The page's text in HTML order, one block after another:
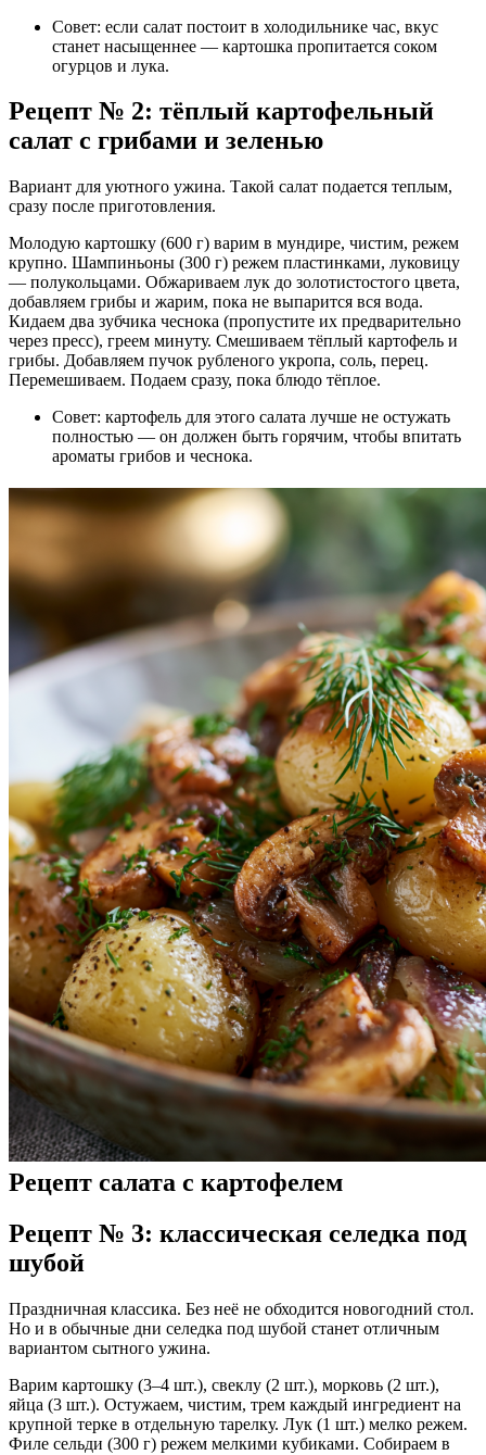
Совет: если салат постоит в холодильнике час, вкус
станет насыщеннее — картошка пропитается соком
огурцов и лука.
Рецепт № 2: тёплый картофельный
салат с грибами и зеленью
Вариант для уютного ужина. Такой салат подается теплым,
сразу после приготовления.
Молодую картошку (600 г) варим в мундире, чистим, режем
крупно. Шампиньоны (300 г) режем пластинками, луковицу
— полукольцами. Обжариваем лук до золотистостого цвета,
добавляем грибы и жарим, пока не выпарится вся вода.
Кидаем два зубчика чеснока (пропустите их предварительно
через пресс), греем минуту. Смешиваем тёплый картофель и
грибы. Добавляем пучок рубленого укропа, соль, перец.
Перемешиваем. Подаем сразу, пока блюдо тёплое.
Совет: картофель для этого салата лучше не остужать
полностью — он должен быть горячим, чтобы впитать
ароматы грибов и чеснока.
Рецепт салата с картофелем
Рецепт № 3: классическая селедка под
шубой
Праздничная классика. Без неё не обходится новогодний стол.
Но и в обычные дни селедка под шубой станет отличным
вариантом сытного ужина.
Варим картошку (3–4 шт.), свеклу (2 шт.), морковь (2 шт.),
яйца (3 шт.). Остужаем, чистим, трем каждый ингредиент на
крупной терке в отдельную тарелку. Лук (1 шт.) мелко режем.
Филе сельди (300 г) режем мелкими кубиками. Собираем в